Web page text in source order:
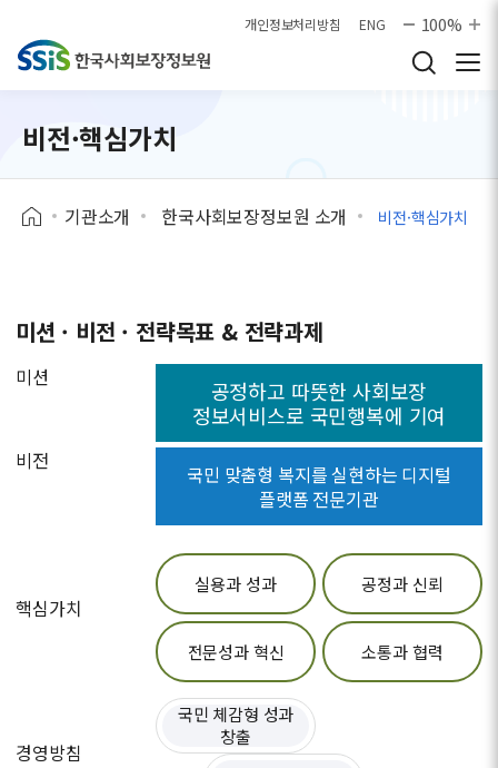
개인정보처리방침 ENG 100%
비전·핵심가치
기관소개 한국사회보장정보원 소개 비전·핵심가치
미션 · 비전 · 전략목표 & 전략과제
미션
공정하고 따뜻한 사회보장
정보서비스로 국민행복에 기여
비전
국민 맞춤형 복지를 실현하는 디지털
플랫폼 전문기관
핵심가치
실용과 성과 공정과 신뢰
전문성과 혁신 소통과 협력
경영방침
국민 체감형 성과
창출